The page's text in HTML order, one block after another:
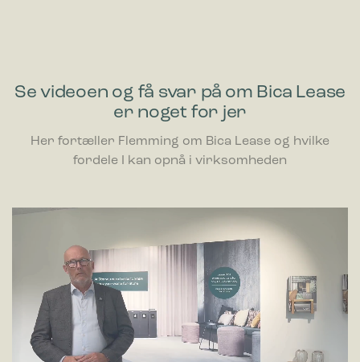
Se videoen og få svar på om Bica Lease
er noget for jer
Her fortæller Flemming om Bica Lease og hvilke
fordele I kan opnå i virksomheden